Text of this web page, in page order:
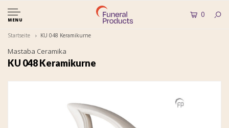
MENU
0
Startseite KU 048 Keramikurne
Mastaba Ceramika
KU 048 Keramikurne